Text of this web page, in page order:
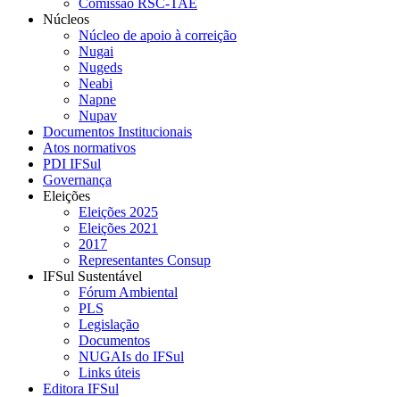
Núcleos
Núcleo de apoio à correição
Nugai
Nugeds
Neabi
Napne
Nupav
Documentos Institucionais
Atos normativos
PDI IFSul
Governança
Eleições
Eleições 2025
Eleições 2021
2017
Representantes Consup
IFSul Sustentável
Fórum Ambiental
PLS
Legislação
Documentos
NUGAIs do IFSul
Links úteis
Editora IFSul